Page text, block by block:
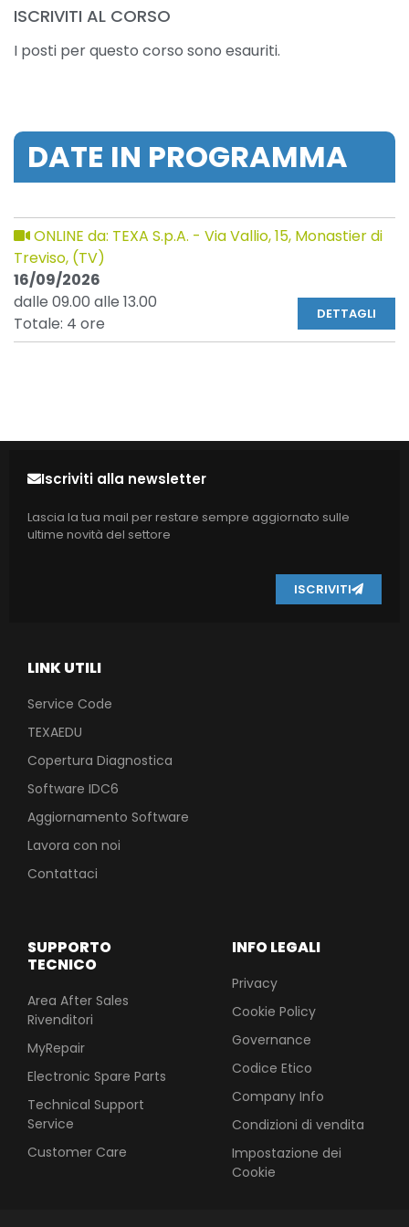
ISCRIVITI AL CORSO
I posti per questo corso sono esauriti.
DATE IN PROGRAMMA
ONLINE da: TEXA S.p.A. - Via Vallio, 15, Monastier di
Treviso, (TV)
16/09/2026
dalle 09.00 alle 13.00
Totale: 4 ore
DETTAGLI
INFO LEGALI
Privacy
Cookie Policy
Governance
Codice Etico
Company Info
Condizioni di vendita
Impostazione dei
Cookie
SUPPORTO
TECNICO
Area After Sales
Rivenditori
MyRepair
Electronic Spare Parts
Technical Support
Service
Customer Care
LINK UTILI
Service Code
TEXAEDU
Copertura Diagnostica
Software IDC6
Aggiornamento Software
Lavora con noi
Contattaci
Iscriviti alla newsletter
Lascia la tua mail per restare sempre aggiornato sulle
ultime novità del settore
ISCRIVITI